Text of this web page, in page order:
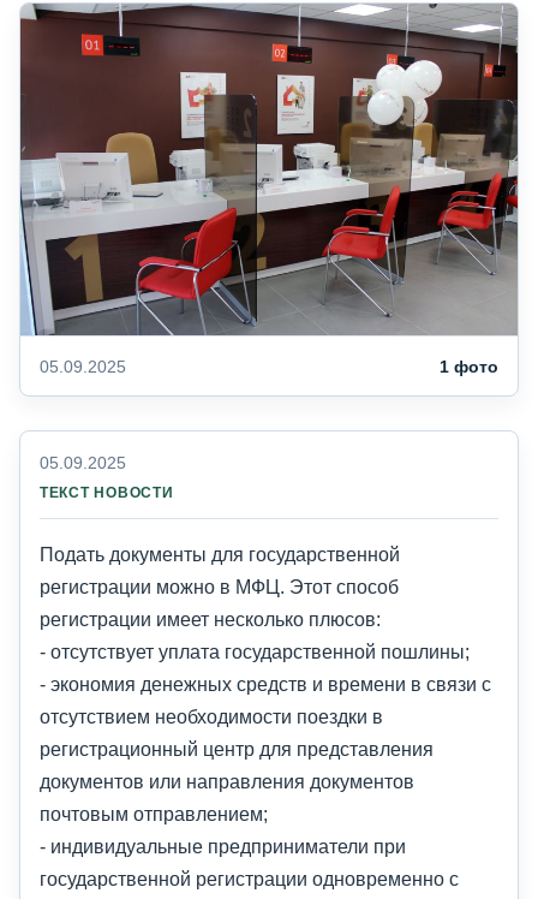
05.09.2025 1 фото
05.09.2025
ТЕКСТ НОВОСТИ
Подать документы для государственной
регистрации можно в МФЦ. Этот способ
регистрации имеет несколько плюсов:
- отсутствует уплата государственной пошлины;
- экономия денежных средств и времени в связи с
отсутствием необходимости поездки в
регистрационный центр для представления
документов или направления документов
почтовым отправлением;
- индивидуальные предприниматели при
государственной регистрации одновременно с